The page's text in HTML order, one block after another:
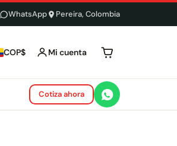
WhatsApp Pereira, Colombia
COP$ Mi cuenta Tu carrito está
Cotiza ahora